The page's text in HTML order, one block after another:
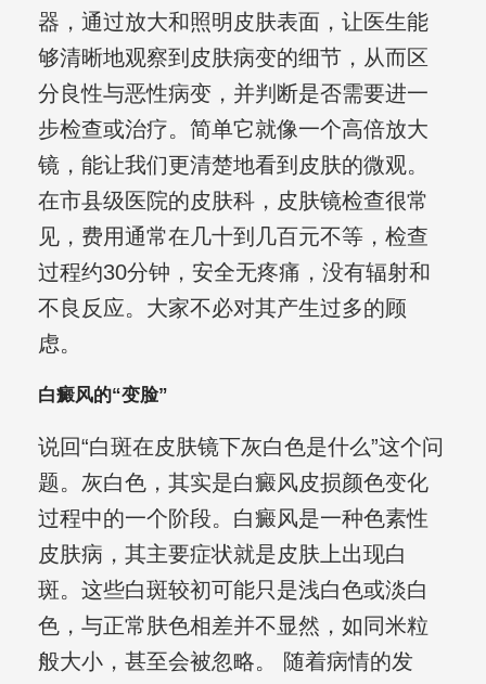
器，通过放大和照明皮肤表面，让医生能
够清晰地观察到皮肤病变的细节，从而区
分良性与恶性病变，并判断是否需要进一
步检查或治疗。简单它就像一个高倍放大
镜，能让我们更清楚地看到皮肤的微观。
在市县级医院的皮肤科，皮肤镜检查很常
见，费用通常在几十到几百元不等，检查
过程约30分钟，安全无疼痛，没有辐射和
不良反应。大家不必对其产生过多的顾
虑。
白癜风的“变脸”
说回“白斑在皮肤镜下灰白色是什么”这个问
题。灰白色，其实是白癜风皮损颜色变化
过程中的一个阶段。白癜风是一种色素性
皮肤病，其主要症状就是皮肤上出现白
斑。这些白斑较初可能只是浅白色或淡白
色，与正常肤色相差并不显然，如同米粒
般大小，甚至会被忽略。 随着病情的发